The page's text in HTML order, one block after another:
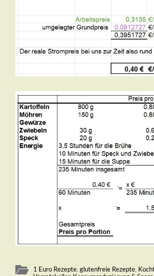
1 Euro Rezepte,glutenfreie Rezepte,